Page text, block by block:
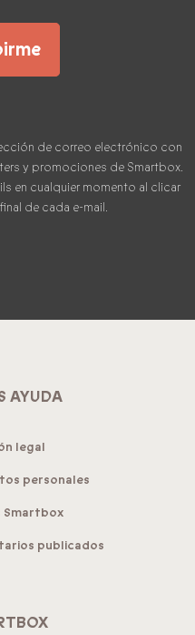
de correo electrónico con
y promociones de Smartbox.
en cualquier momento al clicar
de cada e-mail.
AYUDA
legal
personales
Smartbox
publicados